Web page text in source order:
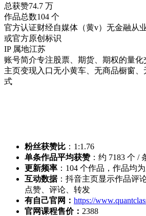
总获赞74.7 万
作品总数104 个
官方认证财经自媒体（黄v） 无金融从
或官方原创标识
IP 属地江苏
账号简介专注股票、期货、期权的量化
主页变现入口无小黄车、无商品橱窗
式
粉丝获赞比 ：1:1.76
单条作品平均获赞：约 7183 个 /
更新频率 ：104 个作品，作品均
互动数据：抖音主页显示作品评
点赞、评论、转发
有自己官网： https://
官网课程售价： 2388